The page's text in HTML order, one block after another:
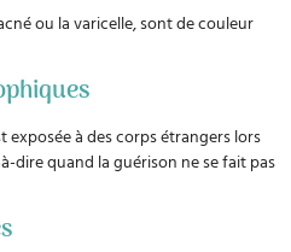
ou la varicelle, sont de couleur
exposée à des corps étrangers lors
dire quand la guérison ne se fait pas